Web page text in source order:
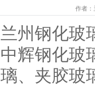
作者：
兰州钢化玻
中辉钢化玻
璃、夹胶玻